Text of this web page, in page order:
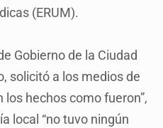
(ERUM).
Gobierno de la Ciudad
solicitó a los medios de
hechos como fueron”,
local “no tuvo ningún